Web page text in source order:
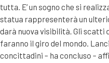
tutta. E’ un sogno che si
statua rappresenterà un
darà nuova visibilità. Gli scatti
faranno il giro del mondo.
concittadini – ha concluso –